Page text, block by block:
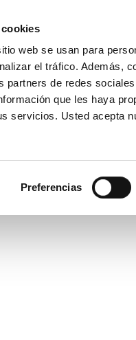
web se usan para
el tráfico. Además,
partners de redes
que les haya
servicios. Usted acepta
Preferencias